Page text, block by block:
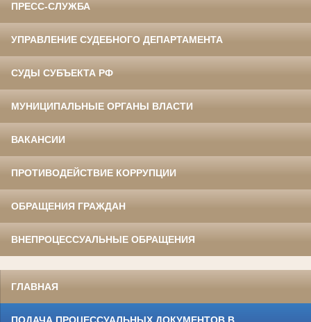
ПРЕСС-СЛУЖБА
УПРАВЛЕНИЕ СУДЕБНОГО ДЕПАРТАМЕНТА
СУДЫ СУБЪЕКТА РФ
МУНИЦИПАЛЬНЫЕ ОРГАНЫ ВЛАСТИ
ВАКАНСИИ
ПРОТИВОДЕЙСТВИЕ КОРРУПЦИИ
ОБРАЩЕНИЯ ГРАЖДАН
ВНЕПРОЦЕССУАЛЬНЫЕ ОБРАЩЕНИЯ
ГЛАВНАЯ